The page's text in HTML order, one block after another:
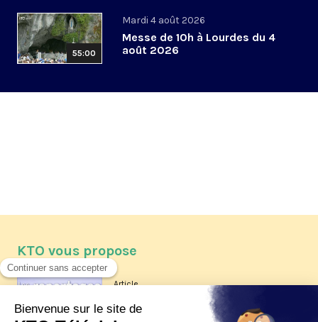
55:00
Mardi 4 août 2026
Messe de 10h à Lourdes du 4
août 2026
KTO vous propose
Article
Les reportages d'été 2026 de KTO